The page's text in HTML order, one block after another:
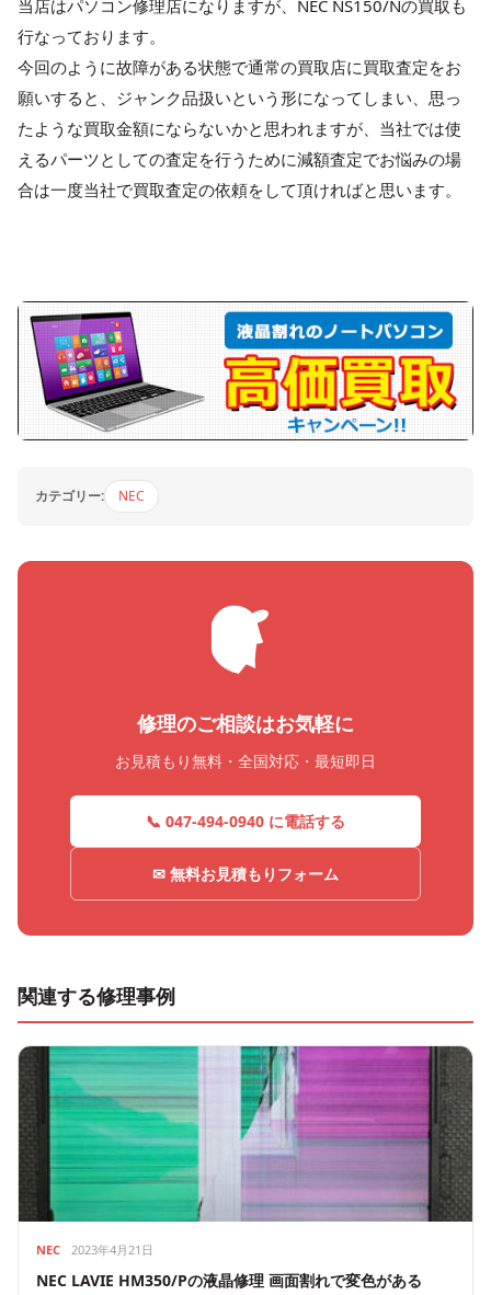
当店はパソコン修理店になりますが、NEC NS150/Nの買取も
行なっております。
今回のように故障がある状態で通常の買取店に買取査定をお
願いすると、ジャンク品扱いという形になってしまい、思っ
たような買取金額にならないかと思われますが、当社では使
えるパーツとしての査定を行うために減額査定でお悩みの場
合は一度当社で買取査定の依頼をして頂ければと思います。
カテゴリー: NEC
修理のご相談はお気軽に
お見積もり無料・全国対応・最短即日
📞 047-494-0940 に電話する
✉ 無料お見積もりフォーム
関連する修理事例
NEC 2023年4月21日
NEC LAVIE HM350/Pの液晶修理 画面割れで変色がある